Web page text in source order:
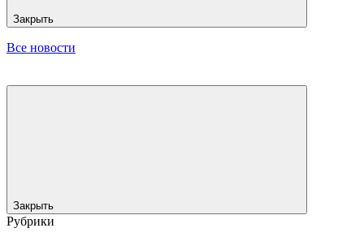
Закрыть
Все новости
Закрыть
Рубрики